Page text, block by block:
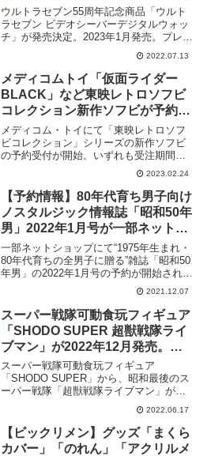
予定。予約受付開始。
ウルトラセブン55周年記念商品「ウルト
ラセブン ビデオシーバーデジタルウォッ
チ」が発売決定。2023年1月発売。プレミ
アムバンダイ / ULTRAMANSHOP限定で
現在予約受付中です。ウルトラセブン ビ
デオシーバーデジタルウォッチ24,2...
2022.07.13
メディコムトイ「仮面ライダー
BLACK」など東映レトロソフビ
コレクション新作ソフビが予約開
始。
メディコム・トイにて「東映レトロソフ
ビコレクション」シリーズの新作ソフビ
の予約受付が開始。いずれも受注期間は3
月31日までで、6月下旬発売予定。商品詳
細等、各商品ページで確認できます。そ
の他、ソフビ・ファイティングシリーズ
も予約受付開始です...
2023.02.24
【予約情報】80年代育ち男子向け
ノスタルジック情報誌「昭和50年
男」2022年1月号が一部ネットシ
ョップにて予約開始！12月10日
発売。特集は「オレたちに元気を
くれた お菓子」。
一部ネットショップにて“1975年生まれ・
80年代育ちの全男子に贈る”雑誌「昭和50
年男」の2022年1月号の予約が開始されま
した。予約が開始されたのは以下の店舗■
昭和５０年男２０２２年１月号雑誌 ： オ
ンライン書店e-honまだ内容につい...
2021.12.07
スーパー戦隊可動食玩フィギュア
「SHODO SUPER 超獣戦隊ライ
ブマン」が2022年12月発売。予
約受付開始。プレミアムバンダイ
限定。
スーパー戦隊可動食玩フィギュア
「SHODO SUPER」から、昭和最後のス
ーパー戦隊「超獣戦隊ライブマン」が発
売決定。2022年11月発売。プレミアムバ
ンダイ限定。現在予約受付中です。
SHODO SUPER 超獣戦隊ライブマン
8,800円(...
2022.06.17
【ビックリメン】グッズ「まくら
カバー」「のれん」「アクリルメ